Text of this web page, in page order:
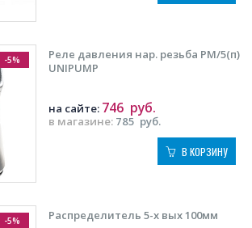
-5%
Реле давления нар. резьба PМ/5(п)
UNIPUMP
в магазине: 785 руб.
на сайте: 746 руб.
В КОРЗИНУ
-5% Распределитель 5-х вых 100мм